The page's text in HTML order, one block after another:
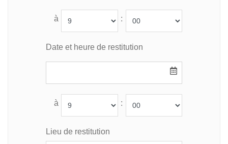
à :
Date et heure de restitution
à :
Lieu de restitution